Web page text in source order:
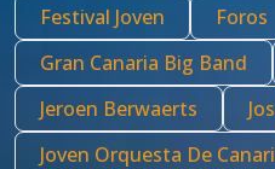
Festival Joven
Foros
Gran Canaria Big Band
Jeroen Berwaerts
Joven Orquesta De